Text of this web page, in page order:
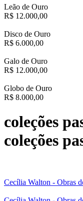
Leão de Ouro
R$ 12.000,00
Disco de Ouro
R$ 6.000,00
Galo de Ouro
R$ 12.000,00
Globo de Ouro
R$ 8.000,00
coleções
coleções
Cecília Walton - Obras